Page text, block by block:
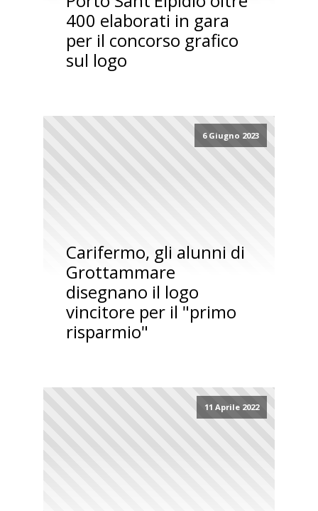
400 elaborati in gara
per il concorso grafico
sul logo
6 Giugno 2023
Carifermo, gli alunni di
Grottammare
disegnano il logo
vincitore per il "primo
risparmio"
11 Aprile 2022